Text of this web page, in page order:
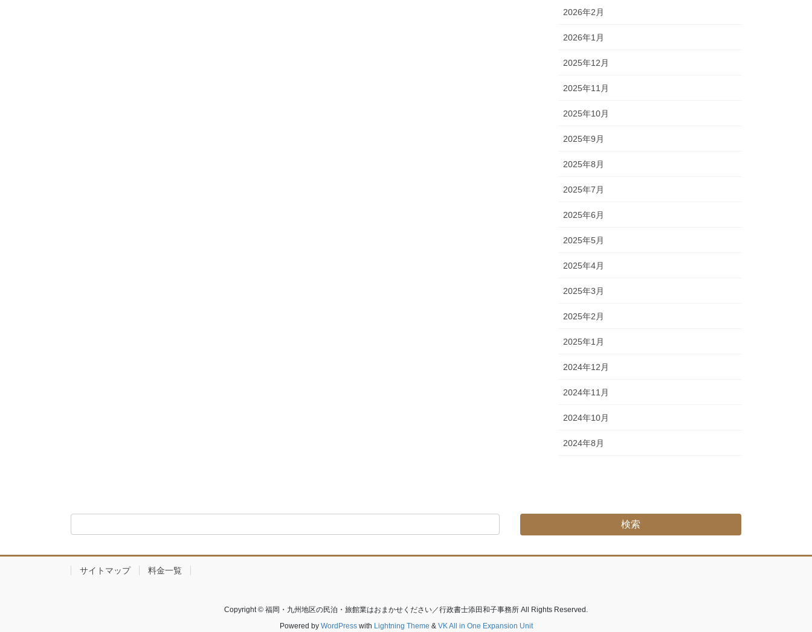
2026年2月
2026年1月
2025年12月
2025年11月
2025年10月
2025年9月
2025年8月
2025年7月
2025年6月
2025年5月
2025年4月
2025年3月
2025年2月
2025年1月
2024年12月
2024年11月
2024年10月
2024年8月
サイトマップ 料金一覧
Copyright © 福岡・九州地区の民泊・旅館業はおまかせください／行政書士添田和子事務所 All Rights Reserved.
Powered by WordPresswith Lightning Theme & VK All in One Expansion Unit